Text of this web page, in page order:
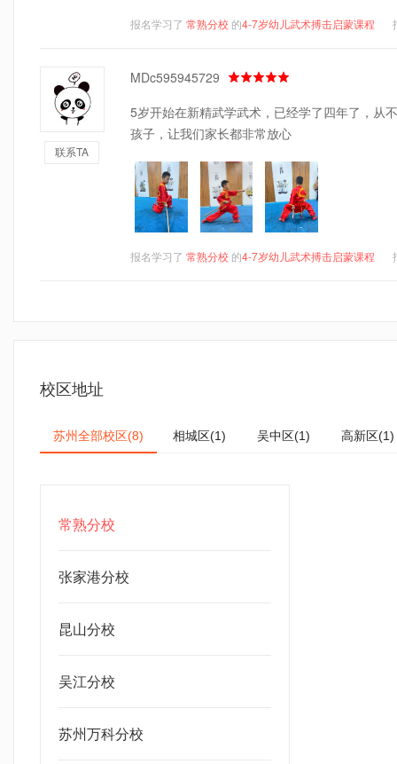
报名学习了 常熟分校 的4-7岁幼儿武术搏击启蒙课程
联系TA
MDc595945729
5岁开始在新精武学武术，已经学了四年了，从
孩子，让我们家长都非常放心
报名学习了 常熟分校 的4-7岁幼儿武术搏击启蒙课程
校区地址
苏州全部校区(8) 相城区(1) 吴中区(1) 高新区(1)
常熟分校
张家港分校
昆山分校
吴江分校
苏州万科分校